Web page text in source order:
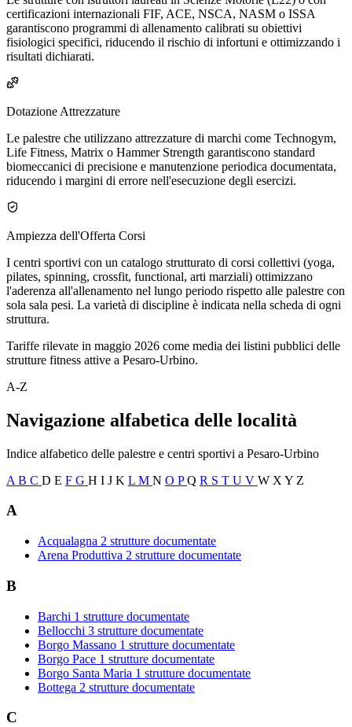
certificazioni internazionali FIF, ACE, NSCA, NASM o ISSA
garantiscono programmi di allenamento calibrati su obiettivi
fisiologici specifici, riducendo il rischio di infortuni e ottimizzando i
risultati dichiarati.
Dotazione Attrezzature
Le palestre che utilizzano attrezzature di marchi come Technogym,
Life Fitness, Matrix o Hammer Strength garantiscono standard
biomeccanici di precisione e manutenzione periodica documentata,
riducendo i margini di errore nell'esecuzione degli esercizi.
Ampiezza dell'Offerta Corsi
I centri sportivi con un catalogo strutturato di corsi collettivi (yoga,
pilates, spinning, crossfit, functional, arti marziali) ottimizzano
l'aderenza all'allenamento nel lungo periodo rispetto alle palestre con
sola sala pesi. La varietà di discipline è indicata nella scheda di ogni
struttura.
Tariffe rilevate in maggio 2026 come media dei listini pubblici delle
strutture fitness attive a Pesaro-Urbino.
A-Z
Navigazione alfabetica delle località
Indice alfabetico delle palestre e centri sportivi a Pesaro-Urbino
A B C D E F G H I J K L M N O PQ R S T U V W X Y Z
A
Acqualagna 2 strutture documentate
Arena Produttiva 2 strutture documentate
B
Barchi 1 strutture documentate
Bellocchi 3 strutture documentate
Borgo Massano 1 strutture documentate
Borgo Pace 1 strutture documentate
Borgo Santa Maria 1 strutture documentate
Bottega 2 strutture documentate
C